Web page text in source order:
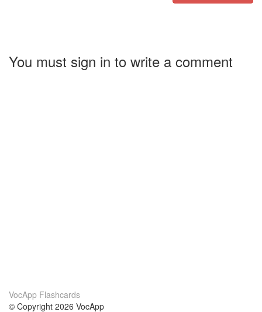
You must sign in to write a comment
VocApp Flashcards
© Copyright 2026 VocApp